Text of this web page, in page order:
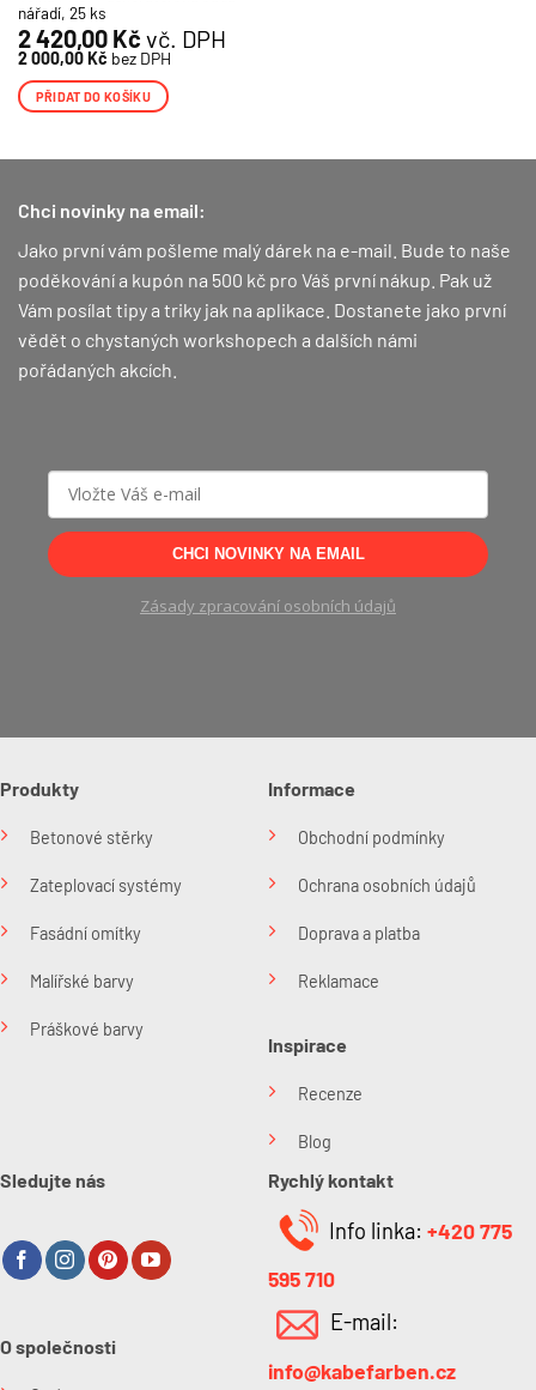
nářadí, 25 ks
2 420,00 Kč vč. DPH
2 000,00Kč bez DPH
PŘIDAT DO KOŠÍKU
Chci novinky na email:
Jako první vám pošleme malý dárek na e-mail. Bude to naše
poděkování a kupón na 500 kč pro Váš první nákup. Pak už
Vám posílat tipy a triky jak na aplikace. Dostanete jako první
vědět o chystaných workshopech a dalších námi
pořádaných akcích.
CHCI NOVINKY NA EMAIL
Zásady zpracování osobních údajů
Produkty
Betonové stěrky
Zateplovací systémy
Fasádní omítky
Malířské barvy
Práškové barvy
Informace
Obchodní podmínky
Ochrana osobních údajů
Doprava a platba
Reklamace
Inspirace
Recenze
Blog
Sledujte nás
O společnosti
Rychlý kontakt
Info linka: +420 775
595 710
E-mail:
info@kabefarben.cz